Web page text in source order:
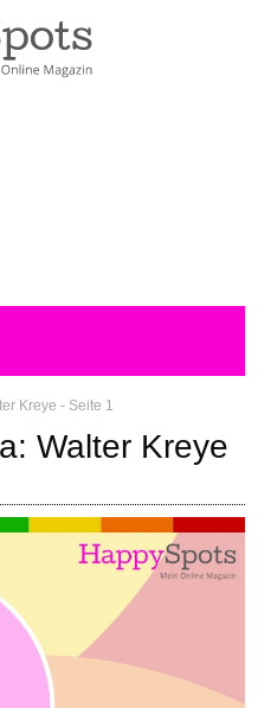
Kreye - Seite 1
Walter Kreye